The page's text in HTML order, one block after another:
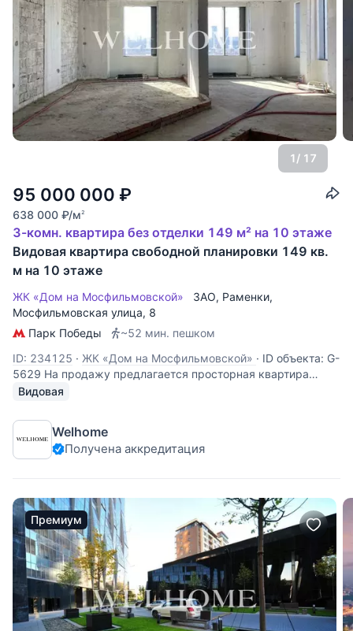
1/ 17
95 000 000 ₽
638 000 ₽/м2
3-комн. квартира без отделки 149 м² на 10 этаже
Видовая квартира свободной планировки 149 кв.
м на 10 этаже
ЖК «Дом на Мосфильмовской» ЗАО, Раменки,
Мосфильмовская улица, 8
Парк Победы
~52 мин. пешком
ID: 234125 · ЖК «Дом на Мосфильмовской» · ID объекта: G-
5629 На продажу предлагается просторная квартира
свободной планировки в экологически чистом районе
спланировать следующим образом: гостиная, кухня-
столовая, мастер-спальня с собственным
Видовая
Welhome
Получена аккредитация
Премиум